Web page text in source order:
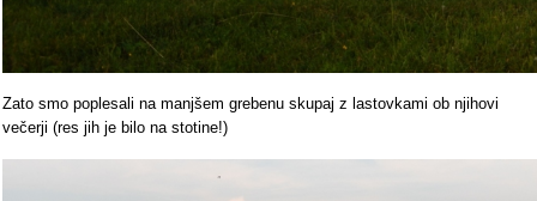
Zato smo poplesali na manjšem grebenu skupaj z lastovkami ob njihovi
večerji (res jih je bilo na stotine!)